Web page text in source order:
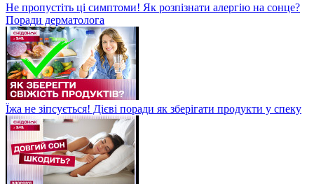
Не пропустіть ці симптоми! Як розпізнати алергію на сонце?
Поради дерматолога
Їжа не зіпсується! Дієві поради як зберігати продукти у спеку